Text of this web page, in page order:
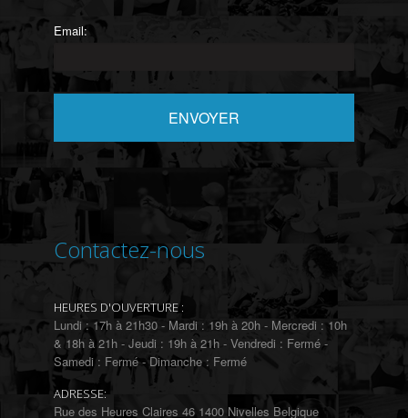
Email:
Contactez-nous
HEURES D'OUVERTURE :
Lundi : 17h à 21h30 - Mardi : 19h à 20h - Mercredi : 10h
& 18h à 21h - Jeudi : 19h à 21h - Vendredi : Fermé -
Samedi : Fermé - Dimanche : Fermé
ADRESSE:
Rue des Heures Claires 46 1400 Nivelles Belgique